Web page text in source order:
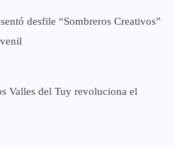
desfile “Sombreros Creativos”
Valles del Tuy revoluciona el